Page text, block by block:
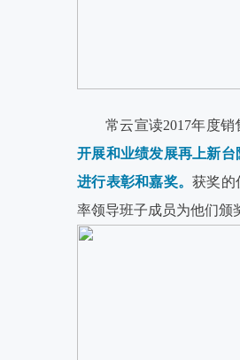
常云宣读2017年度
开展和业绩发展再上新
进行表彰和嘉奖。获奖的
率领导班子成员为他们颁